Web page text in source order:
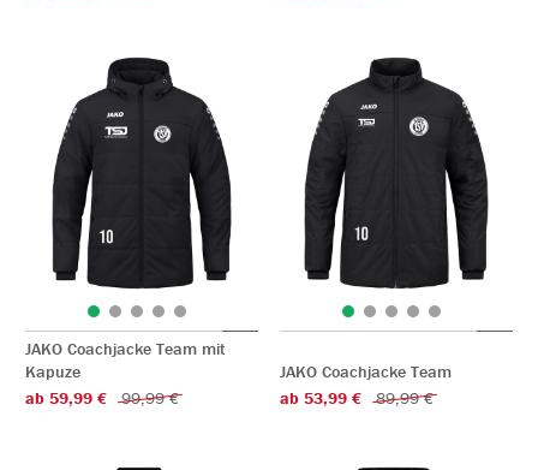
JAKO Coachjacke Team mit
Kapuze
ab 59,99 €
99,99 €
JAKO Coachjacke Team
ab 53,99 €
89,99 €